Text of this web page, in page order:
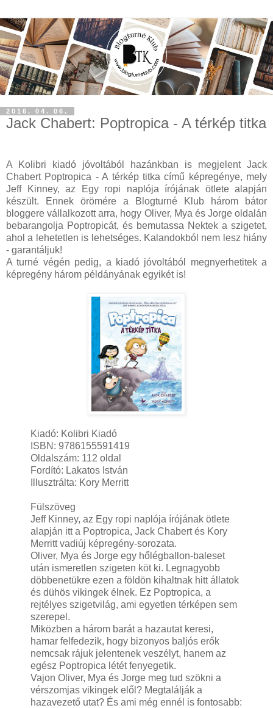
2016. 04. 06.
Jack Chabert: Poptropica - A térkép titka
A Kolibri kiadó jóvoltából hazánkban is megjelent Jack
Chabert Poptropica - A térkép titka című képregénye, mely
Jeff Kinney, az Egy ropi naplója írójának ötlete alapján
készült. Ennek örömére a Blogturné Klub három bátor
bloggere vállalkozott arra, hogy Oliver, Mya és Jorge oldalán
bebarangolja Poptropicát, és bemutassa Nektek a szigetet,
ahol a lehetetlen is lehetséges. Kalandokból nem lesz hiány
- garantáljuk!
A turné végén pedig, a kiadó jóvoltából megnyerhetitek a
képregény három példányának egyikét is!
Kiadó: Kolibri Kiadó
ISBN: 9786155591419
Oldalszám: 112 oldal
Fordító: Lakatos István
Illusztrálta: Kory Merritt
Fülszöveg
Jeff Kinney, az Egy ropi naplója írójának ötlete
alapján itt a Poptropica, Jack Chabert és Kory
Merritt vadiúj képregény-sorozata.
Oliver, Mya és Jorge egy hőlégballon-baleset
után ismeretlen szigeten köt ki. Legnagyobb
döbbenetükre ezen a földön kihaltnak hitt állatok
és dühös vikingek élnek. Ez Poptropica, a
rejtélyes sziget­világ, ami egyetlen térképen sem
szerepel.
Miközben a három barát a hazautat keresi,
hamar felfedezik, hogy bizonyos baljós erők
nemcsak rájuk jelentenek veszélyt, hanem az
egész Poptropica létét fenyegetik.
Vajon Oliver, Mya és Jorge meg tud szökni a
vérszomjas vikingek elől? Megtalálják a
hazavezető utat? És ami még ennél is fontosabb: